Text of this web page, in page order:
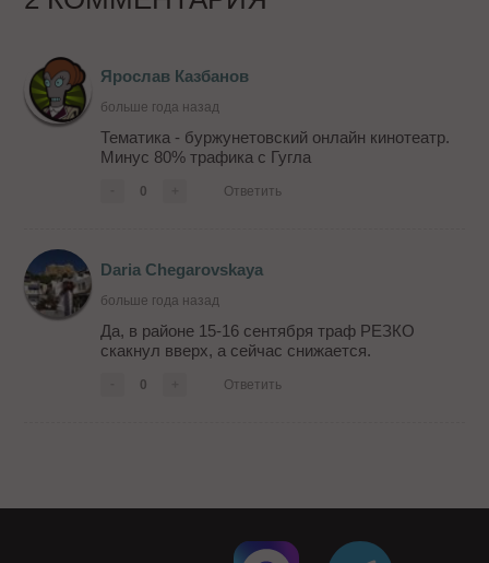
Ярослав Казбанов
больше года назад
Тематика - буржунетовский онлайн кинотеатр.
Минус 80% трафика с Гугла
0 Ответить
Daria Chegarovskaya
больше года назад
Да, в районе 15-16 сентября траф РЕЗКО
скакнул вверх, а сейчас снижается.
0 Ответить